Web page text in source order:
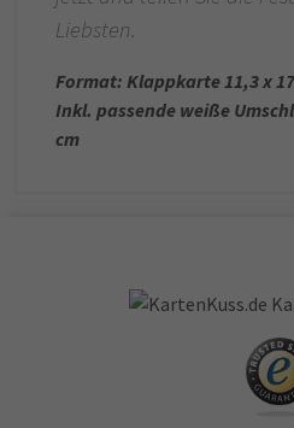
Liebsten.
Format: Klappkarte 11,3 x
Inkl. passende weiße
cm